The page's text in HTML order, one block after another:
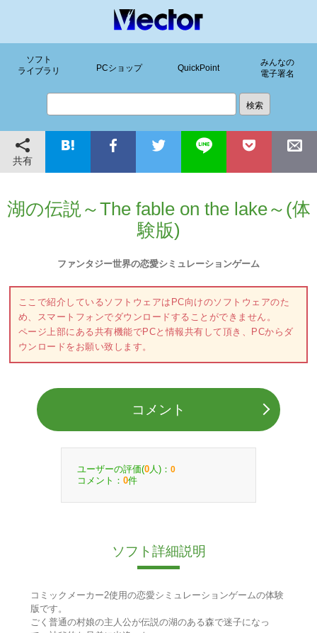
ソフト
ライブラリ
PCショップ QuickPoint
みんなの
電子署名
共有
湖の伝説～The fable on the lake～(体
験版)
ファンタジー世界の恋愛シミュレーションゲーム
ここで紹介しているソフトウェアはPC向けのソフトウェアのた
め、スマートフォンでダウンロードすることができません。
ページ上部にある共有機能でPCと情報共有して頂き、PCからダ
ウンロードをお願い致します。
コメント
ユーザーの評価(0 人)： 0
コメント： 0件
ソフト詳細説明
コミックメーカー2使用の恋愛シミュレーションゲームの体験
版です。
ごく普通の村娘の主人公が伝説の湖のある森で迷子になっ